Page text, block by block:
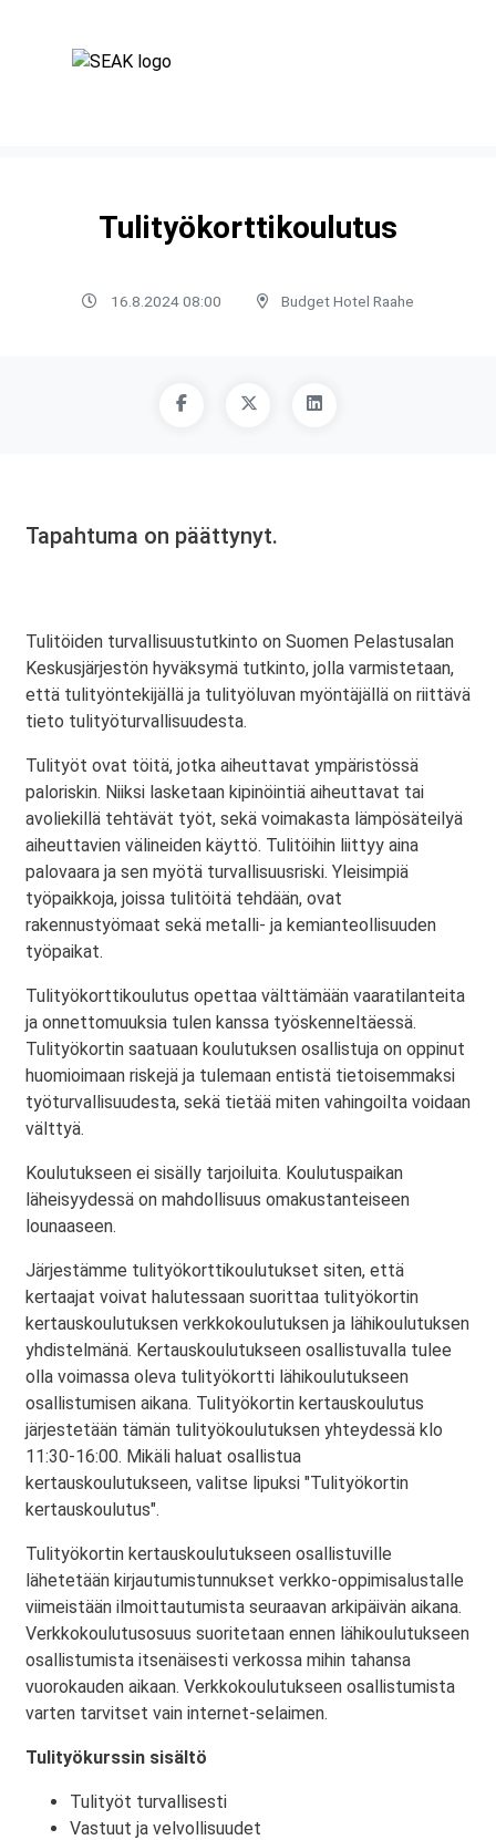
Tulityökorttikoulutus
16.8.2024 08:00 Budget Hotel Raahe
Tapahtuma on päättynyt.
Tulitöiden turvallisuustutkinto on Suomen Pelastusalan
Keskusjärjestön hyväksymä tutkinto, jolla varmistetaan,
että tulityöntekijällä ja tulityöluvan myöntäjällä on riittävä
tieto tulityöturvallisuudesta.
Tulityöt ovat töitä, jotka aiheuttavat ympäristössä
paloriskin. Niiksi lasketaan kipinöintiä aiheuttavat tai
avoliekillä tehtävät työt, sekä voimakasta lämpösäteilyä
aiheuttavien välineiden käyttö. Tulitöihin liittyy aina
palovaara ja sen myötä turvallisuusriski. Yleisimpiä
työpaikkoja, joissa tulitöitä tehdään, ovat
rakennustyömaat sekä metalli- ja kemianteollisuuden
työpaikat.
Tulityökorttikoulutus opettaa välttämään vaaratilanteita
ja onnettomuuksia tulen kanssa työskenneltäessä.
Tulityökortin saatuaan koulutuksen osallistuja on oppinut
huomioimaan riskejä ja tulemaan entistä tietoisemmaksi
työturvallisuudesta, sekä tietää miten vahingoilta voidaan
välttyä.
Koulutukseen ei sisälly tarjoiluita. Koulutuspaikan
läheisyydessä on mahdollisuus omakustanteiseen
lounaaseen.
Järjestämme tulityökorttikoulutukset siten, että
kertaajat voivat halutessaan suorittaa tulityökortin
kertauskoulutuksen verkkokoulutuksen ja lähikoulutuksen
yhdistelmänä. Kertauskoulutukseen osallistuvalla tulee
olla voimassa oleva tulityökortti lähikoulutukseen
osallistumisen aikana. Tulityökortin kertauskoulutus
järjestetään tämän tulityökoulutuksen yhteydessä klo
11:30-16:00. Mikäli haluat osallistua
kertauskoulutukseen, valitse lipuksi "Tulityökortin
kertauskoulutus".
Tulityökortin kertauskoulutukseen osallistuville
lähetetään kirjautumistunnukset verkko-oppimisalustalle
viimeistään ilmoittautumista seuraavan arkipäivän aikana.
Verkkokoulutusosuus suoritetaan ennen lähikoulutukseen
osallistumista itsenäisesti verkossa mihin tahansa
vuorokauden aikaan. Verkkokoulutukseen osallistumista
varten tarvitset vain internet-selaimen.
Tulityökurssin sisältö
Tulityöt turvallisesti
Vastuut ja velvollisuudet